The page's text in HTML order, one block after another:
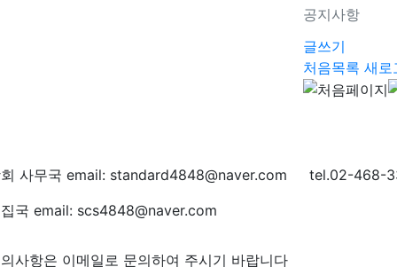
공지사항
글쓰기
처음목록 새로
사무국 email: standard4848@naver.com tel.02-468-
국 email: scs4848@naver.com
사항은 이메일로 문의하여 주시기 바랍니다